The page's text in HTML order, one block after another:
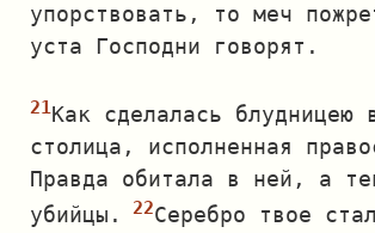
упорствовать, то меч
уста Господни говорят.
Как сделалась блудницею
столица, исполненная
Правда обитала в ней, а
убийцы.
Серебро твое